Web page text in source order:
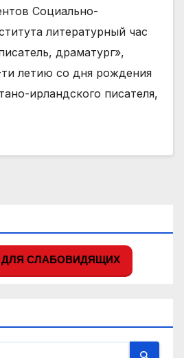
Социально-
литературный час
драматург»,
летию со дня рождения
ирландского писателя,
СЛАБОВИДЯЩИХ